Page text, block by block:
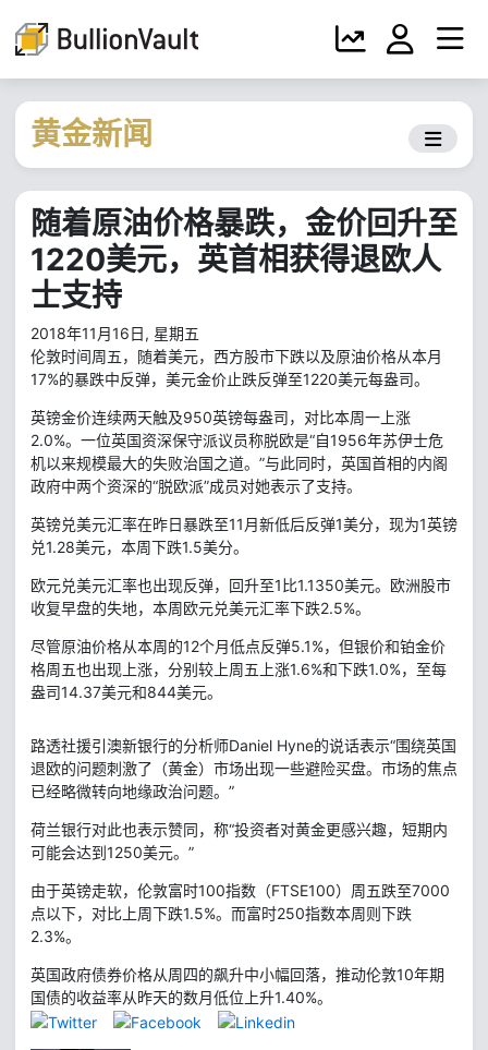
黄金新闻
随着原油价格暴跌，金价回升至
1220美元，英首相获得退欧人
士支持
2018年11月16日, 星期五
伦敦时间周五，随着美元，西方股市下跌以及原油价格从本月
17%的暴跌中反弹，美元金价止跌反弹至1220美元每盎司。
英镑金价连续两天触及950英镑每盎司，对比本周一上涨
2.0%。一位英国资深保守派议员称脱欧是“自1956年苏伊士危
机以来规模最大的失败治国之道。”与此同时，英国首相的内阁
政府中两个资深的“脱欧派”成员对她表示了支持。
英镑兑美元汇率在昨日暴跌至11月新低后反弹1美分，现为1英镑
兑1.28美元，本周下跌1.5美分。
欧元兑美元汇率也出现反弹，回升至1比1.1350美元。欧洲股市
收复早盘的失地，本周欧元兑美元汇率下跌2.5%。
尽管原油价格从本周的12个月低点反弹5.1%，但银价和铂金价
格周五也出现上涨，分别较上周五上涨1.6%和下跌1.0%，至每
盎司14.37美元和844美元。
路透社援引澳新银行的分析师Daniel Hyne的说话表示“围绕英国
退欧的问题刺激了（黄金）市场出现一些避险买盘。市场的焦点
已经略微转向地缘政治问题。”
荷兰银行对此也表示赞同，称“投资者对黄金更感兴趣，短期内
可能会达到1250美元。”
由于英镑走软，伦敦富时100指数（FTSE100）周五跌至7000
点以下，对比上周下跌1.5%。而富时250指数本周则下跌
2.3%。
英国政府债券价格从周四的飙升中小幅回落，推动伦敦10年期
国债的收益率从昨天的数月低位上升1.40%。